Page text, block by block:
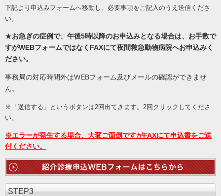
下記より申込みフォームへ移動し、必要事項をご記入のうえ送信くださ
い。
★お急ぎの症例で、午後5時以降のお申込みとなる場合は、お手数で
すがWEBフォームではなくFAXにて夜間救急動物病院へお申込みく
ださい。
事務局の対応時間外はWEBフォーム及びメールの確認ができませ
ん。
※「送信する」というボタンは2回出てきます。2回クリックしてくださ
い。
※エラーが発生する場合、大変ご面倒ですがFAXにて申込書をご送
付ください。
STEP3